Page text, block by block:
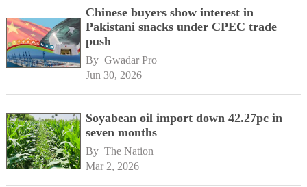
Chinese buyers show interest in
Pakistani snacks under CPEC trade
push
By Gwadar Pro
Jun 30, 2026
Soyabean oil import down 42.27pc in
seven months
By The Nation
Mar 2, 2026